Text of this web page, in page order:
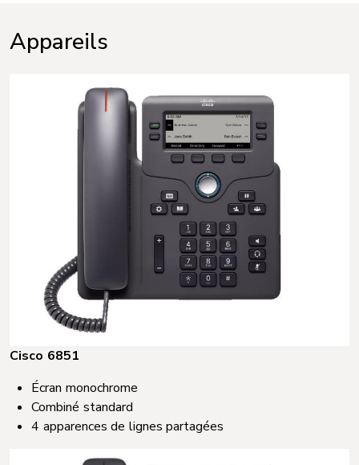
Appareils
Cisco 6851
Écran monochrome​
Combiné standard
4 apparences de lignes partagées